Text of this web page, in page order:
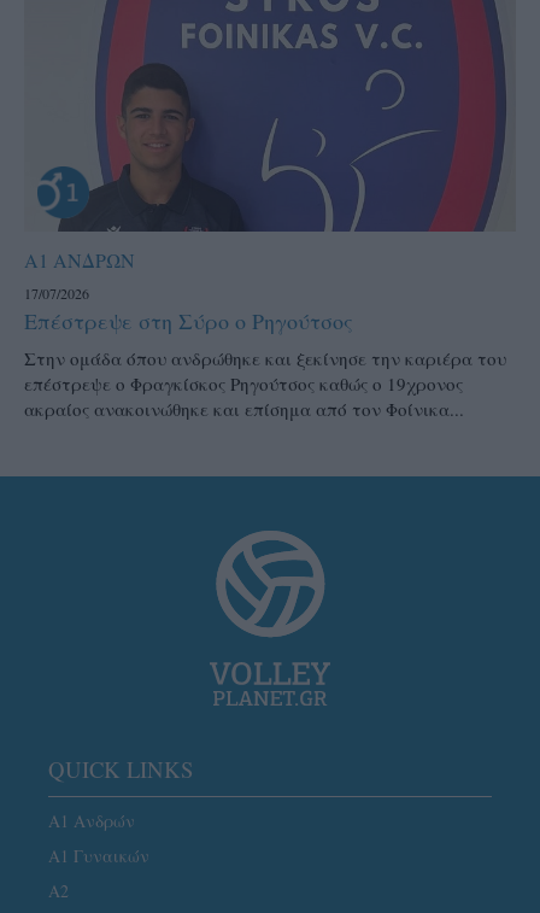
Α1 ΑΝΔΡΩΝ
17/07/2026
Επέστρεψε στη Σύρο ο Ρηγούτσος
Στην ομάδα όπου ανδρώθηκε και ξεκίνησε την καριέρα του
επέστρεψε ο Φραγκίσκος Ρηγούτσος καθώς ο 19χρονος
ακραίος ανακοινώθηκε και επίσημα από τον Φοίνικα...
QUICK LINKS
Α1 Ανδρών
Α1 Γυναικών
A2